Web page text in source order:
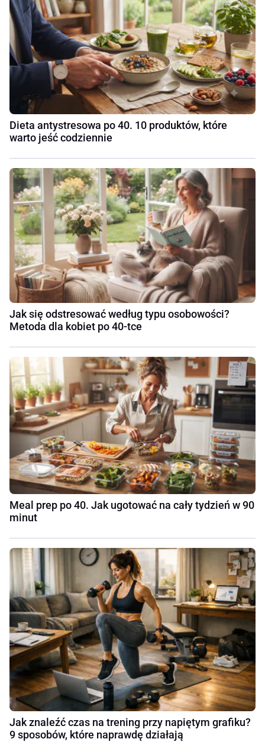
Dieta antystresowa po 40. 10 produktów, które
warto jeść codziennie
Jak się odstresować według typu osobowości?
Metoda dla kobiet po 40-tce
Meal prep po 40. Jak ugotować na cały tydzień w 90
minut
Jak znaleźć czas na trening przy napiętym grafiku?
9 sposobów, które naprawdę działają